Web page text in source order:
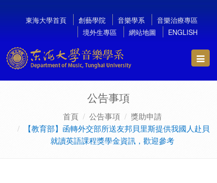
東海大學首頁 創藝學院 音樂學系
音樂治療專區
境外生專區
網站地圖 ENGLISH
公告事項
首頁 公告事項
獎助申請
【教育部】函轉外交部所送友邦貝里斯提供我國人赴貝
就讀英語課程獎學金資訊，歡迎參考